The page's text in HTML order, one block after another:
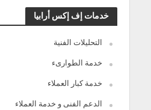
خدمات إف إكس أرابيا
التحليلات الفنية
خدمة الطوارىء
خدمة كبار العملاء
الدعم الفنى و خدمة العملاء